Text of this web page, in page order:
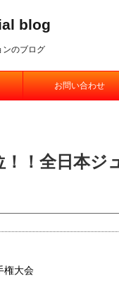
blog
ンのブログ
お問い合わせ
！全日本ジ
権大会